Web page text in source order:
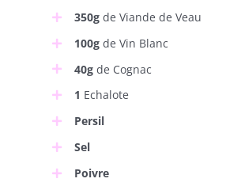
350gde Viande de Veau
100gde Vin Blanc
40gde Cognac
1 Echalote
Persil
Sel
Poivre